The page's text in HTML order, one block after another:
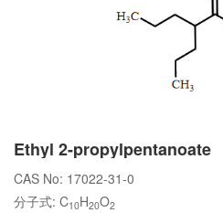
Ethyl 2-propylpentanoate
CAS No: 17022-31-0
分子式: C10H20O2